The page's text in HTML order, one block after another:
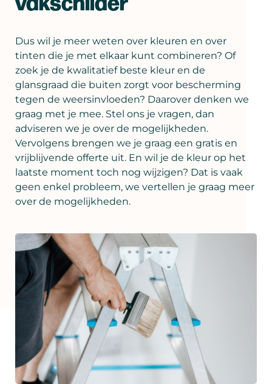
Dus wil je meer weten over kleuren en over
tinten die je met elkaar kunt combineren? Of
zoek je de kwalitatief beste kleur en de
glansgraad die buiten zorgt voor bescherming
tegen de weersinvloeden? Daarover denken we
graag met je mee. Stel ons je vragen, dan
adviseren we je over de mogelijkheden.
Vervolgens brengen we je graag een gratis en
vrijblijvende offerte uit. En wil je de kleur op het
laatste moment toch nog wijzigen? Dat is vaak
geen enkel probleem, we vertellen je graag meer
over de mogelijkheden.